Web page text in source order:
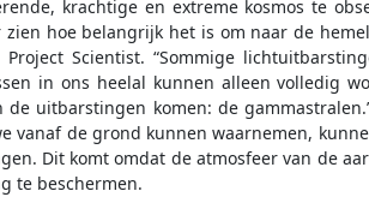
krachtige en extreme kosmos te
hoe belangrijk het is om naar de
Project Scientist. “Sommige
in ons heelal kunnen alleen volledig
uitbarstingen komen: de
vanaf de grond kunnen waarnemen,
Dit komt omdat de atmosfeer van de
te beschermen.